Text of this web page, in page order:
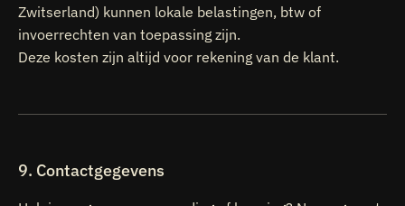
Zwitserland) kunnen lokale belastingen, btw of
invoerrechten van toepassing zijn.
Deze kosten zijn altijd voor rekening van de klant.
9. Contactgegevens